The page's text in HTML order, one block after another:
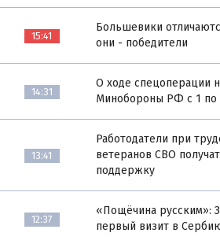
15:41
Большевики
они - победители
14:31
О ходе спецоперации
Минобороны РФ с 1 по
13:41
Работодатели при
ветеранов СВО
поддержку
12:37
«Пощёчина русским»:
первый визит в